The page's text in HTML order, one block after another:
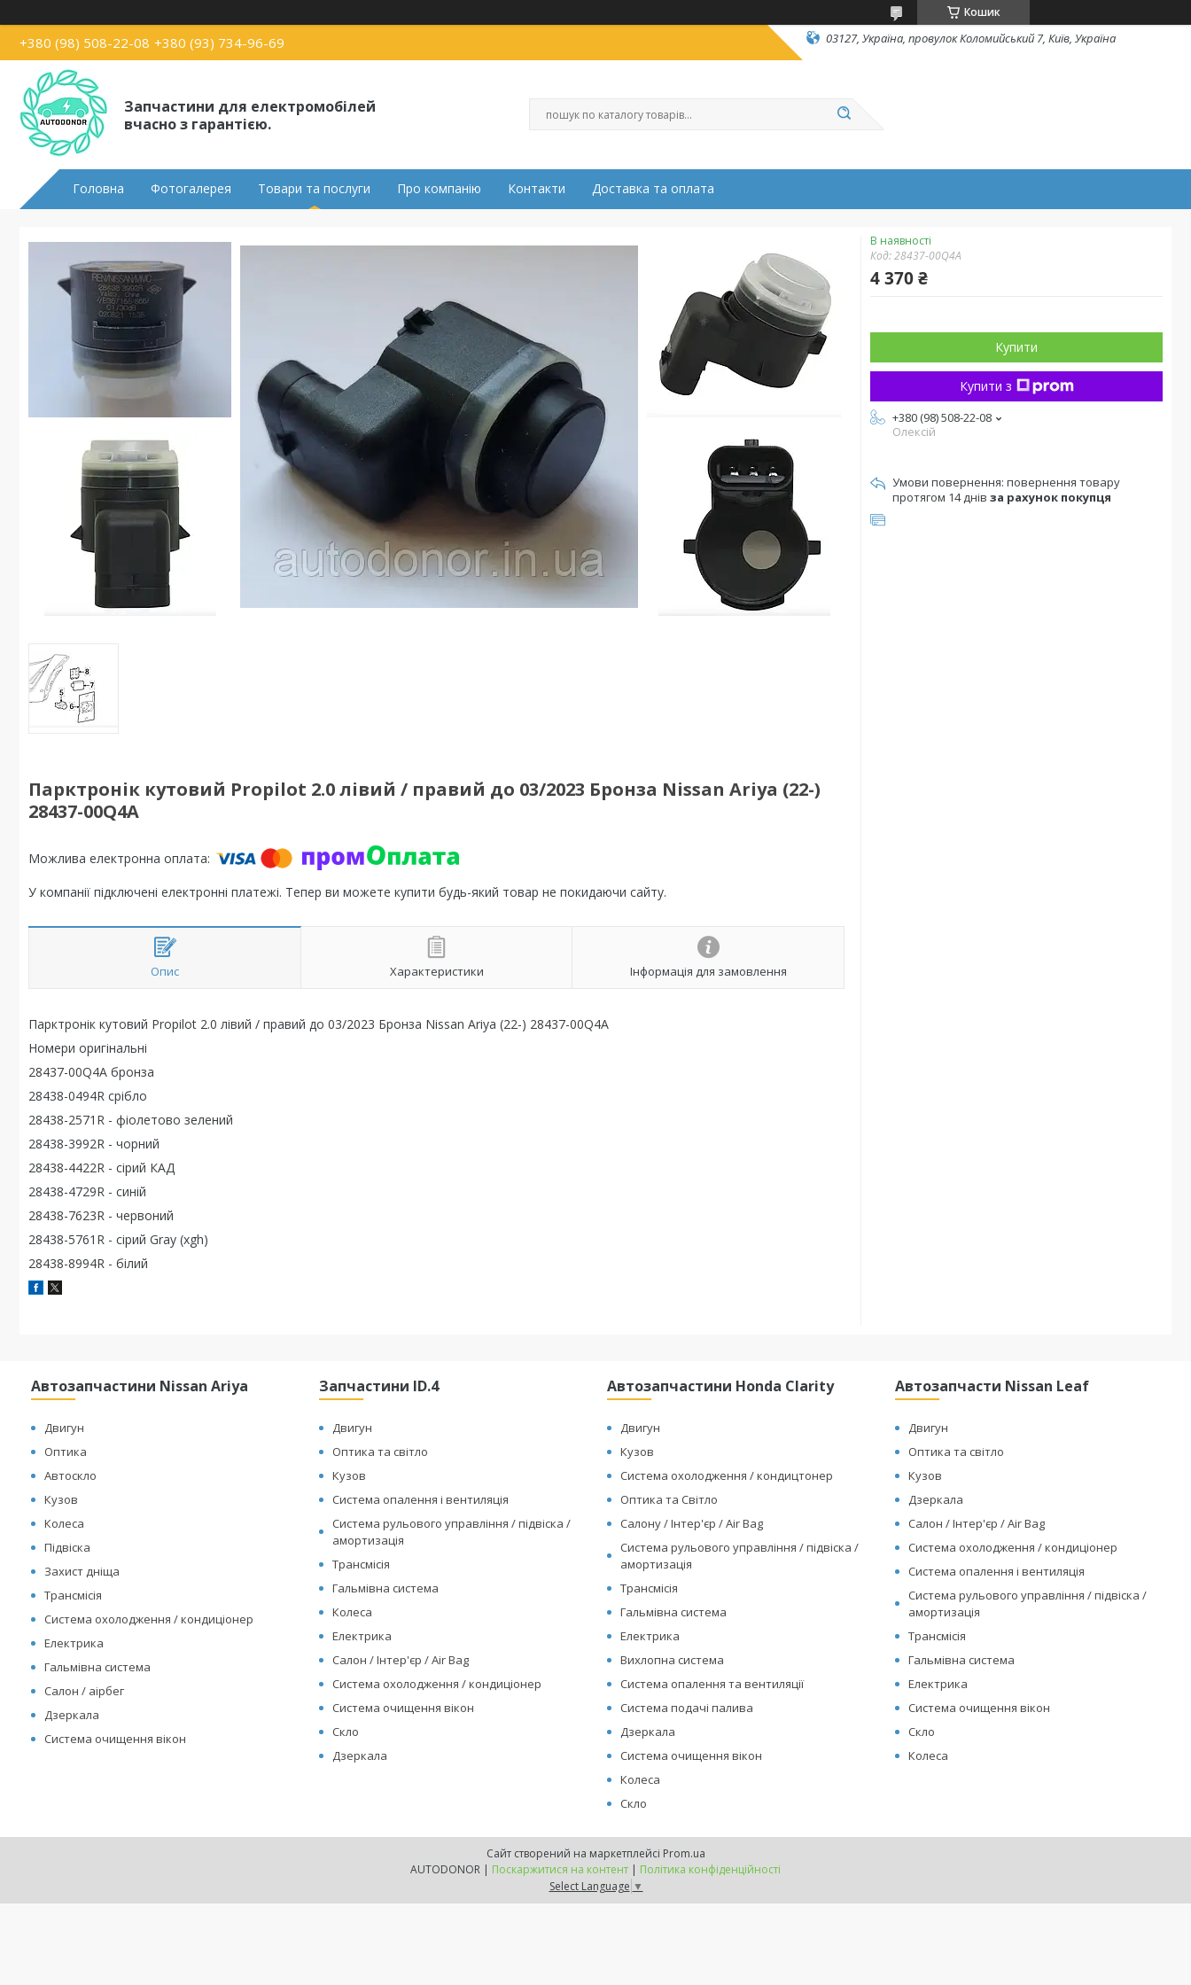
Кошик
+380 (98) 508-22-08 +380 (93) 734-96-69 03127, Україна, провулок Коломийський 7, Київ, Україна
Запчастини для електромобілей
вчасно з гарантією.
Головна Фотогалерея Товари та послуги Про компанію Контакти Доставка та оплата
Парктронік кутовий Propilot 2.0 лівий / правий до 03/2023 Бронза Nissan Ariya (22-)
28437-00Q4A
У компанії підключені електронні платежі. Тепер ви можете купити будь-який товар не покидаючи сайту.
Опис Характеристики Інформація для замовлення
Парктронік кутовий Propilot 2.0 лівий / правий до 03/2023 Бронза Nissan Ariya (22-) 28437-00Q4A
Номери оригінальні
28437-00Q4A бронза
28438-0494R срібло
28438-2571R - фіолетово зелений
28438-3992R - чорний
28438-4422R - сірий КАД
28438-4729R - синій
28438-7623R - червоний
28438-5761R - сірий Gray (xgh)
28438-8994R - білий
В наявності
Код:28437-00Q4A
4 370 ₴
Купити
Купити з
+380 (98) 508-22-08
Олексій
повернення товару
протягом 14 днів за рахунок покупця
Автозапчастини Nissan Ariya
Двигун
Оптика
Автоскло
Кузов
Колеса
Підвіска
Захист дніща
Трансмісія
Система охолодження / кондиціонер
Електрика
Гальмівна система
Салон / аірбег
Дзеркала
Система очищення вікон
Запчастини ID.4
Двигун
Оптика та світло
Кузов
Система опалення і вентиляція
Система рульового управління / підвіска /
амортизація
Трансмісія
Гальмівна система
Колеса
Електрика
Салон / Інтер'єр / Air Bag
Система охолодження / кондиціонер
Система очищення вікон
Скло
Дзеркала
Автозапчастини Honda Clarity
Двигун
Кузов
Система охолодження / кондицтонер
Оптика та Світло
Салону / Інтер'єр / Air Bag
Система рульового управління / підвіска /
амортизація
Трансмісія
Гальмівна система
Електрика
Вихлопна система
Система опалення та вентиляції
Система подачі палива
Дзеркала
Система очищення вікон
Колеса
Скло
Автозапчасти Nissan Leaf
Двигун
Оптика та світло
Кузов
Дзеркала
Салон / Інтер'єр / Air Bag
Система охолодження / кондиціонер
Система опалення і вентиляція
Система рульового управління / підвіска /
амортизація
Трансмісія
Гальмівна система
Електрика
Система очищення вікон
Скло
Колеса
Сайт створений на маркетплейсі Prom.ua
AUTODONOR | Поскаржитися на контент | Політика конфіденційності
Select Language ▼